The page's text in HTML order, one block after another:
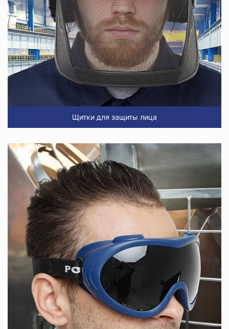
Щитки для защиты лица